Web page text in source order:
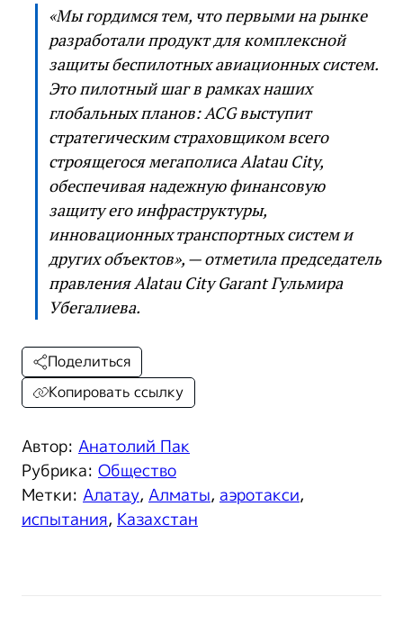
«Мы гордимся тем, что первыми на рынке
разработали продукт для комплексной
защиты беспилотных авиационных систем.
Это пилотный шаг в рамках наших
глобальных планов: ACG выступит
стратегическим страховщиком всего
строящегося мегаполиса Alatau City,
обеспечивая надежную финансовую
защиту его инфраструктуры,
инновационных транспортных систем и
других объектов», — отметила председатель
правления Alatau City Garant Гульмира
Убегалиева.
Автор: Анатолий Пак
Рубрика: Общество
Метки: Алатау, Алматы, аэротакси,
испытания, Казахстан
Поделиться
Копировать ссылку